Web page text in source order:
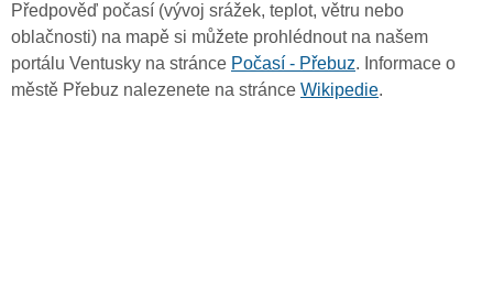
Předpověď počasí (vývoj srážek, teplot, větru nebo
oblačnosti) na mapě si můžete prohlédnout na našem
portálu Ventusky na stránce Počasí - Přebuz. Informace o
městě Přebuz nalezenete na stránce Wikipedie.